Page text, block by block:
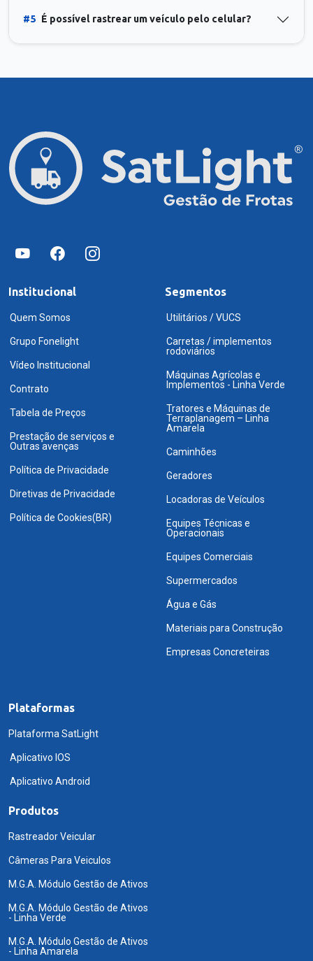
#5 É possível rastrear um veículo pelo celular?
Institucional
Quem Somos
Grupo Fonelight
Vídeo Institucional
Contrato
Tabela de Preços
Prestação de serviços e
Outras avenças
Política de Privacidade
Diretivas de Privacidade
Política de Cookies(BR)
Segmentos
Utilitários / VUCS
Carretas / implementos
rodoviários
Máquinas Agrícolas e
Implementos - Linha Verde
Tratores e Máquinas de
Terraplanagem – Linha
Amarela
Caminhões
Geradores
Locadoras de Veículos
Equipes Técnicas e
Operacionais
Equipes Comerciais
Supermercados
Água e Gás
Materiais para Construção
Empresas Concreteiras
Plataformas
Plataforma SatLight
Aplicativo IOS
Aplicativo Android
Produtos
Rastreador Veicular
Câmeras Para Veiculos
M.G.A. Módulo Gestão de Ativos
M.G.A. Módulo Gestão de Ativos
- Linha Verde
M.G.A. Módulo Gestão de Ativos
- Linha Amarela